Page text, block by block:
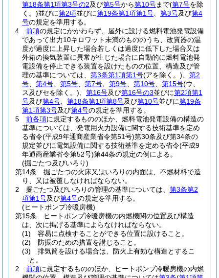
第18条第1項第3号の2及び第5号から第10号まで(第7号を除
く。)並びに第2項並びに第19条第1項第1号 第3号及び第4
号の規定を準用する。
4
前項の規定にかかわらず、屋外に設ける燃料電池発電設備
であって出力10キロワット未満のもののうち、改質器の温
度が過度に上昇した場合若しくは過度に低下した場合又は
外箱の換気装置に異常が生じた場合に自動的に燃料電池発
電設備を停止できる装置を設けたものの位置、構造及び管
理の基準については、 第3条第1項第1号(アを除く。)
第2
号
第4号 第5号 第7号 第9号 第10号 第15号(ウ、
ス及びセを除く。)
第16号及び第16号の3並びに第2項第1
号及び第4号 第18条第1項第8号及び第10号並びに第19条
第1項第3号及び第4号の規定を準用する。
5
前各項に規定するもののほか、燃料電池発電設備の構造の
基準については、発電用火力設備に関する技術基準を定め
る省令(平成9年通商産業省令第51号)第30条及び第34条の
規定並びに電気設備に関する技術基準を定める省令(平成9
年通商産業省令第52号)第44条の規定の例による。
(掘ごたつ及びいろり)
第14条
掘ごたつの火床又はいろりの内面は、不燃材料で造
り、又は被覆しなければならない。
2
掘ごたつ及びいろりの管理の基準については、 第3条第2
項第1号及び第4号の規定を準用する。
(ヒートポンプ冷暖房機)
第15条
ヒートポンプ冷暖房機の内燃機関の位置及び構造
は、次に掲げる基準によらなければならない。
(1)
容易に点検することができる位置に設けること。
(2)
防振のための措置を講じること。
(3)
排気筒を設ける場合は、防火上有効な構造とするこ
と。
2
前項に規定するもののほか、ヒートポンプ冷暖房機の内燃